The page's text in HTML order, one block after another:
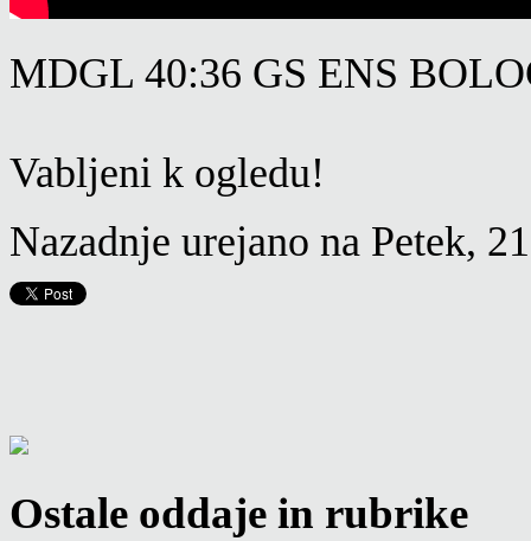
MDGL 40:36 GS ENS
Vabljeni k ogledu!
Nazadnje urejano na Petek,
Ostale oddaje in rubrike